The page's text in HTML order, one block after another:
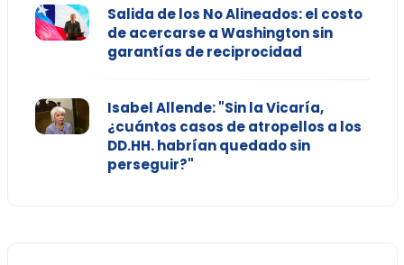
Salida de los No Alineados: el costo
de acercarse a Washington sin
garantías de reciprocidad
Isabel Allende: "Sin la Vicaría,
¿cuántos casos de atropellos a los
DD.HH. habrían quedado sin
perseguir?"